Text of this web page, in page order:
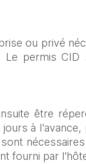
ou privé
Le permis
être
à
fourni par